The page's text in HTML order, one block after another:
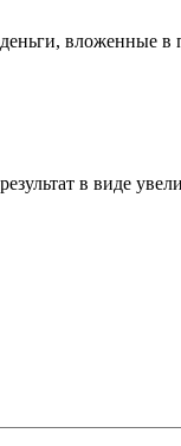
вложенные в
в виде